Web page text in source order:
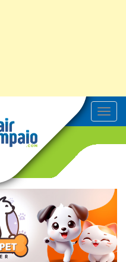
T
o
v
g
t
i
o
n